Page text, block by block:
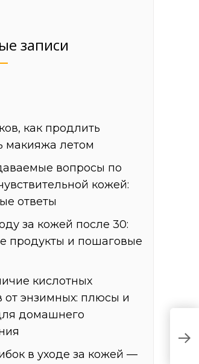
записи
как продлить
макияжа летом
вопросы по
кожей:
ответы
за кожей после 30:
продукты и пошаговые
кислотных
от энзимных: плюсы и
домашнего
в уходе за кожей —